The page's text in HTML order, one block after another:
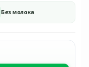
Без молока